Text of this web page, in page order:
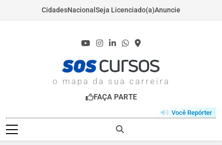
CidadesNacional Seja Licenciado(a)Anuncie
o mapa da sua carreira
FAÇA PARTE
Você Repórter